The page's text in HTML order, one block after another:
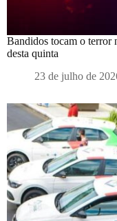
Bandidos tocam o terror
desta quinta
23 de julho de